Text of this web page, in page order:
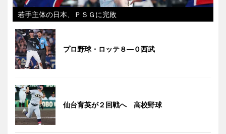
若手主体の日本、ＰＳＧに完敗
プロ野球・ロッテ８―０西武
仙台育英が２回戦へ 高校野球